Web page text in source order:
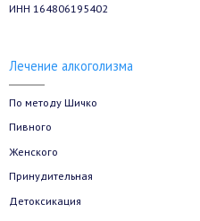
ИНН 164806195402
Лечение алкоголизма
По методу Шичко
Пивного
Женского
Принудительная
Детоксикация